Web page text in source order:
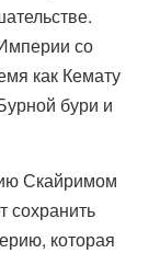
со
как Кемату
бури и
Скайримом
сохранить
которая